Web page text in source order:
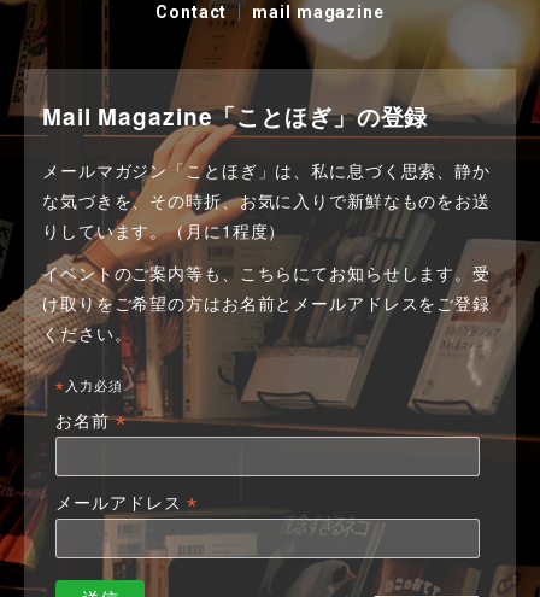
Contact
mail magazine
Mail Magazine「ことほぎ」の登録
メールマガジン「ことほぎ」は、私に息づく思索、静か
な気づきを、その時折、お気に入りで新鮮なものをお送
りしています。（月に1程度）
イベントのご案内等も、こちらにてお知らせします。受
け取りをご希望の方はお名前とメールアドレスをご登録
ください。
* 入力必須
お名前*
メールアドレス*